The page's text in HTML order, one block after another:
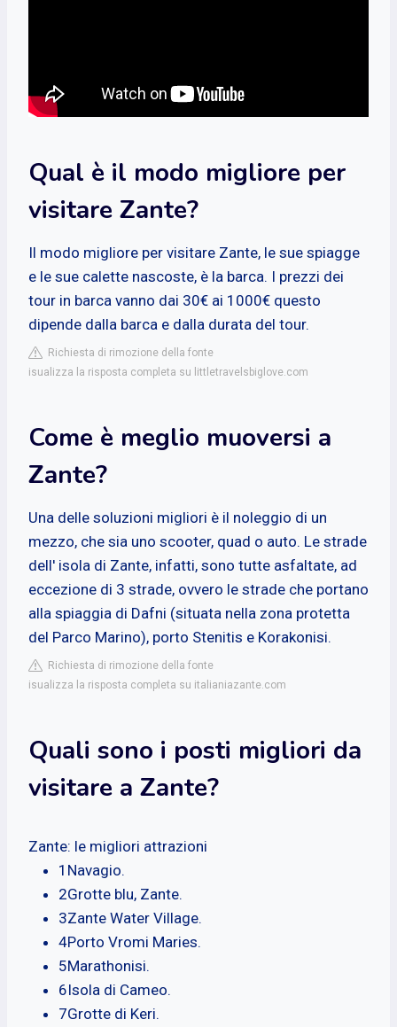
Qual è il modo migliore per
visitare Zante?
Il modo migliore per visitare Zante, le sue spiagge
e le sue calette nascoste, è la barca. I prezzi dei
tour in barca vanno dai 30€ ai 1000€ questo
dipende dalla barca e dalla durata del tour.
Richiesta di rimozione della fonte
isualizza la risposta completa su littletravelsbiglove.com
Come è meglio muoversi a
Zante?
Una delle soluzioni migliori è il noleggio di un
mezzo, che sia uno scooter, quad o auto. Le strade
dell' isola di Zante, infatti, sono tutte asfaltate, ad
eccezione di 3 strade, ovvero le strade che portano
alla spiaggia di Dafni (situata nella zona protetta
del Parco Marino), porto Stenitis e Korakonisi.
Richiesta di rimozione della fonte
isualizza la risposta completa su italianiazante.com
Quali sono i posti migliori da
visitare a Zante?
Zante: le migliori attrazioni
1Navagio.
2Grotte blu, Zante.
3Zante Water Village.
4Porto Vromi Maries.
5Marathonisi.
6Isola di Cameo.
7Grotte di Keri.